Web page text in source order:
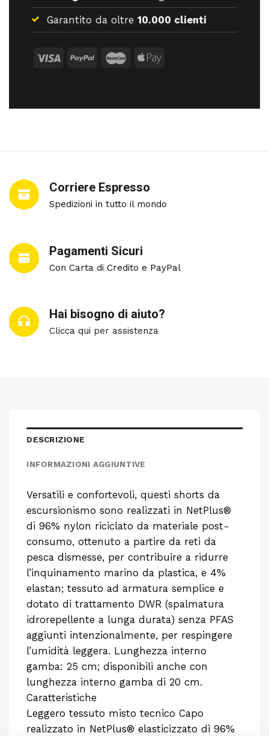
Garantito da oltre 10.000 clienti
Corriere Espresso
Spedizioni in tutto il mondo
Pagamenti Sicuri
Con Carta di Credito e PayPal
Hai bisogno di aiuto?
Clicca qui per assistenza
DESCRIZIONE
INFORMAZIONI AGGIUNTIVE
Versatili e confortevoli, questi shorts da
escursionismo sono realizzati in NetPlus®
di 96% nylon riciclato da materiale post-
consumo, ottenuto a partire da reti da
pesca dismesse, per contribuire a ridurre
l’inquinamento marino da plastica, e 4%
elastan; tessuto ad armatura semplice e
dotato di trattamento DWR (spalmatura
idrorepellente a lunga durata) senza PFAS
aggiunti intenzionalmente, per respingere
l’umidità leggera. Lunghezza interno
gamba: 25 cm; disponibili anche con
lunghezza interno gamba di 20 cm.
Caratteristiche
Leggero tessuto misto tecnico Capo
realizzato in NetPlus® elasticizzato di 96%